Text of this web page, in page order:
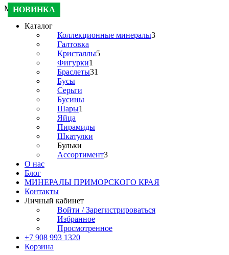
Меню
Каталог
Коллекционные минералы3
Галтовка
Кристаллы5
Фигурки1
Браслеты31
Бусы
Серьги
Бусины
Шары1
Яйца
Пирамиды
Шкатулки
Бульки
Ассортимент3
О нас
Блог
МИНЕРАЛЫ ПРИМОРСКОГО КРАЯ
Контакты
Личный кабинет
Войти / Зарегистрироваться
Избранное
Просмотренное
+7 908 993 1320
Корзина
НОВИНКА